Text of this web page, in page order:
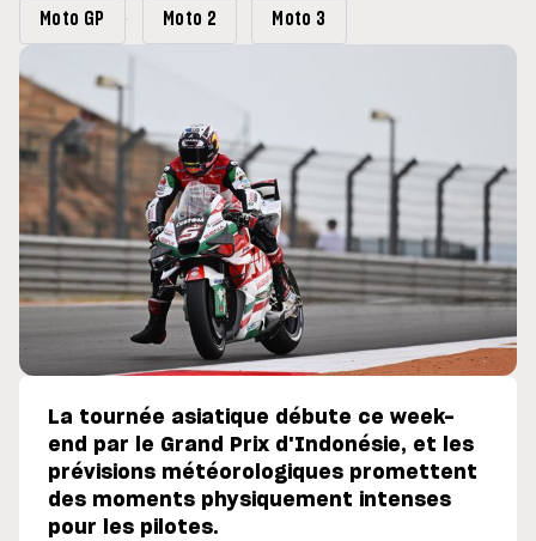
droite à Madrid
Programme du GP de Grande-
Bretagne
Moto GP Moto 2 Moto 3
La tournée asiatique débute ce week-
end par le Grand Prix d'Indonésie, et les
prévisions météorologiques promettent
des moments physiquement intenses
pour les pilotes.